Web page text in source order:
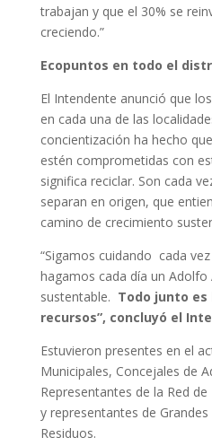
trabajan y que el 30% se
creciendo.”
Ecopuntos en todo el
El Intendente anunció que
en cada una de las
concientización ha hecho
estén comprometidas con
significa reciclar. Son cada
separan en origen, que
camino de crecimiento
“Sigamos cuidando cada
hagamos cada día un Adolfo
sustentable. Todo junto es
recursos”, concluyó el
Estuvieron presentes en el
Municipales, Concejales de
Representantes de la Red
y representantes de
Residuos.